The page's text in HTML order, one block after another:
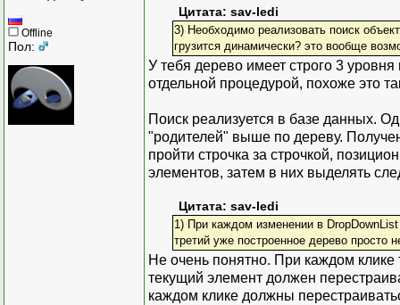
}
void
{
string value_Item =
SqlCommand
DataSet
resultSet =
if
{
foreach (DataRow
{
TreeNode NewNode
<asp:Image
<asp:Image
Width="393px"
</asp:Panel>
<hr style="left: 13px;
</div>
<asp:SqlDataSource
SelectCommand="SELECT
<asp:DropDownList
Style
runat="server"
AutoPostBack="True"
DataValueField="ID"
<asp:ListItem></
Offline
Пол:
Цитата: sav-ledi
3) Необходимо реализовать поиск
грузится динамически? это вообще
У тебя дерево имеет строго 3
отдельной процедурой, похоже это
Поиск реализуется в базе данных.
"родителей" выше по дереву.
пройти строчка за строчкой,
элементов, затем в них выделять
Цитата: sav-ledi
1) При каждом изменении в
третий уже построенное дерево просто
Не очень понятно. При каждом
текущий элемент должен
каждом клике должны